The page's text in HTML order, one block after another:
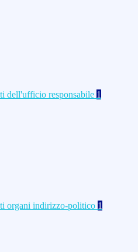
dell'ufficio responsabile 1
organi indirizzo-politico 1